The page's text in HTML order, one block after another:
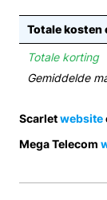
Totale kosten
Totale korting
Gemiddelde
Scarletwebsite
Mega Telecom